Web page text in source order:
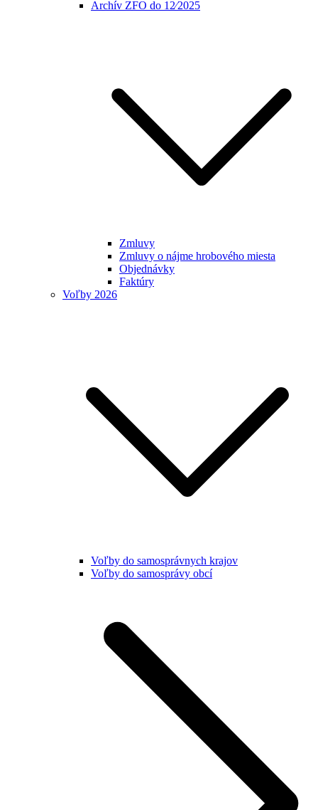
Archív ZFO do 12⁄2025
Zmluvy
Zmluvy o nájme hrobového miesta
Objednávky
Faktúry
Voľby 2026
Voľby do samosprávnych krajov
Voľby do samosprávy obcí